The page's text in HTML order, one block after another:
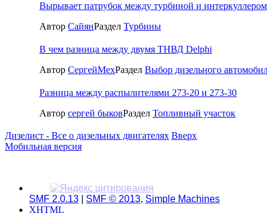
Вырывает патрубок между турбиной и
Автор СайянРаздел Турбины
В чем разница между двумя ТНВД Delphi
Автор СергейМехРаздел Выбор дизельного
Разница между распылителями 273-20 и 273-30
Автор сергей быковРаздел Топливный участок
Дизелист - Все о дизельных двигателях Вверх
Мобильная версия
SMF 2.0.13 SMF © 2013, Simple Machines
XHTML